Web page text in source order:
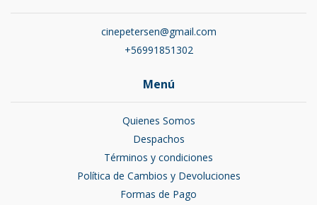
cinepetersen@gmail.com
+56991851302
Menú
Quienes Somos
Despachos
Términos y condiciones
Política de Cambios y Devoluciones
Formas de Pago